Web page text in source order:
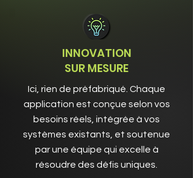
INNOVATION
SUR MESURE
Ici, rien de préfabriqué. Chaque
application est conçue selon vos
besoins réels, intégrée à vos
systèmes existants, et soutenue
par une équipe qui excelle à
résoudre des défis uniques.